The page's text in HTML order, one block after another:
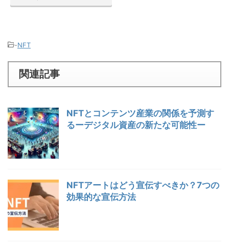
-NFT
関連記事
NFTとコンテンツ産業の関係を予測す
るーデジタル資産の新たな可能性ー
NFTアートはどう宣伝すべきか？7つの
効果的な宣伝方法